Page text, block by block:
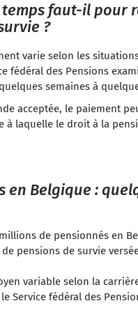
temps faut-il pour
?
varie selon les
fédéral des Pensions
semaines à
acceptée, le paiement
à laquelle le droit à la
en Belgique :
de pensionnés en
pensions de survie
variable selon la
Service fédéral des